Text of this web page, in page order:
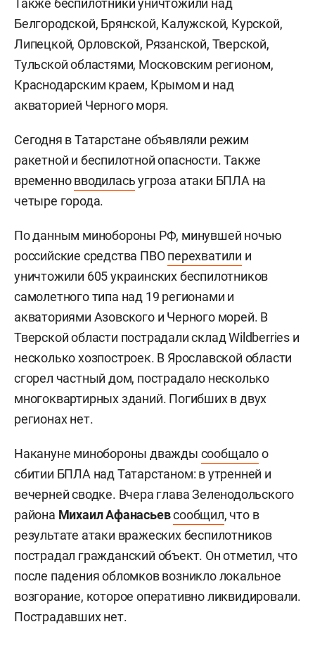
Также беспилотники уничтожили над
Белгородской, Брянской, Калужской, Курской,
Липецкой, Орловской, Рязанской, Тверской,
Тульской областями, Московским регионом,
Краснодарским краем, Крымом и над
акваторией Черного моря.
Сегодня в Татарстане объявляли режим
ракетной и беспилотной опасности. Также
временновводиласьугроза атаки БПЛА на
четыре города.
По данным минобороны РФ, минувшей ночью
российские средства ПВОперехватили и
уничтожили 605 украинских беспилотников
самолетного типа над 19 регионами и
акваториями Азовского и Черного морей. В
Тверской области пострадали склад Wildberries и
несколько хозпостроек. В Ярославской области
сгорел частный дом, пострадало несколько
многоквартирных зданий. Погибших в двух
регионах нет.
Накануне минобороны дважды сообщалоо
сбитии БПЛА над Татарстаном: в утренней и
вечерней сводке. Вчера глава Зеленодольского
района Михаил Афанасьевсообщил, что в
результате атаки вражеских беспилотников
пострадал гражданский объект. Он отметил, что
после падения обломков возникло локальное
возгорание, которое оперативно ликвидировали.
Пострадавших нет.